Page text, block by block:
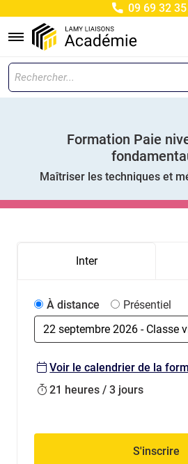
09 69 32
Menu
Formation Paie
Maîtriser les techniques et
Inter
À distance Présentiel
Voir le calendrier de la
21 heures / 3 jours
S'inscrire